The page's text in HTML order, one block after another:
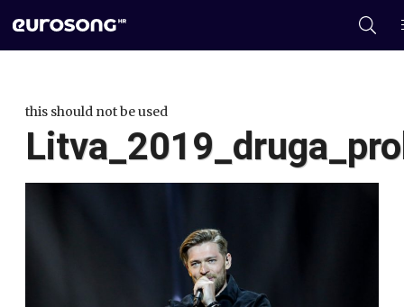
this should not be used